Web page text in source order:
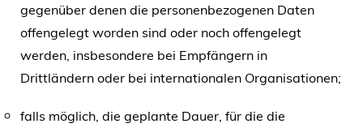
gegenüber denen die personenbezogenen Daten
offengelegt worden sind oder noch offengelegt
werden, insbesondere bei Empfängern in
Drittländern oder bei internationalen Organisationen;
falls möglich, die geplante Dauer, für die die